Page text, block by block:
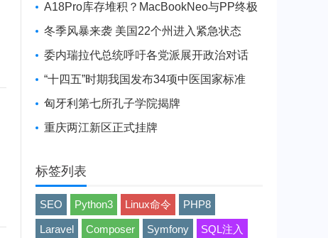
讯手游新焦点
A18Pro库存堆积？MacBookNeo与PP终极
火焰狂潮意外同框
冬季风暴来袭 美国22个州进入紧急状态
委内瑞拉代总统呼吁各党派展开政治对话
“十四五”时期我国发布34项中医国家标准
匈牙利第七所孔子学院揭牌
重庆两江新区正式挂牌
标签列表
SEO Python3 Linux命令 PHP8
Laravel Composer Symfony SQL注入